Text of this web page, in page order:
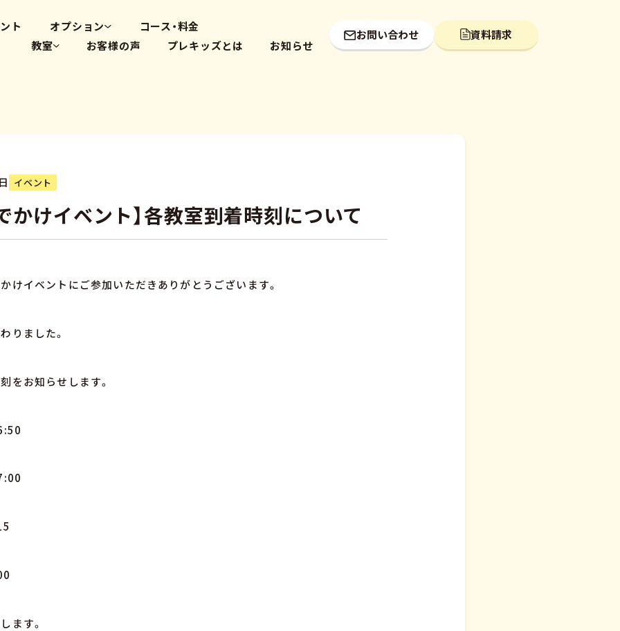
ト オプション
コース・料金
教室
お客様の声 プレキッズとは お知らせ
お問い合わせ 資料請求
イベント
かけイベント】各教室到着時刻について
けイベントにご参加いただきありがとうございます。
りました。
をお知らせします。
ます。